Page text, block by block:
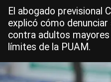
El abogado previsional
explicó cómo
contra adultos
límites de la PUAM.